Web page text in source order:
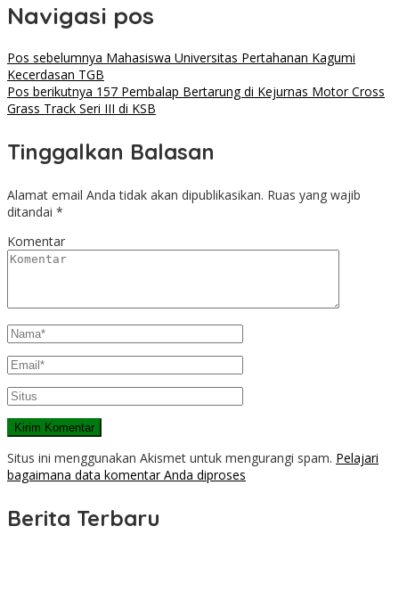
Navigasi pos
Pos sebelumnya Mahasiswa Universitas Pertahanan Kagumi
Kecerdasan TGB
Pos berikutnya 157 Pembalap Bertarung di Kejurnas Motor Cross
Grass Track Seri III di KSB
Tinggalkan Balasan
Alamat email Anda tidak akan dipublikasikan. Ruas yang wajib
ditandai *
Komentar
Situs ini menggunakan Akismet untuk mengurangi spam. Pelajari
bagaimana data komentar Anda diproses
Berita Terbaru